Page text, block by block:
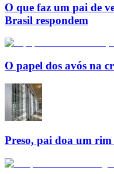
O que faz um pai de
Brasil respondem
O papel dos avós na
Preso, pai doa um rim